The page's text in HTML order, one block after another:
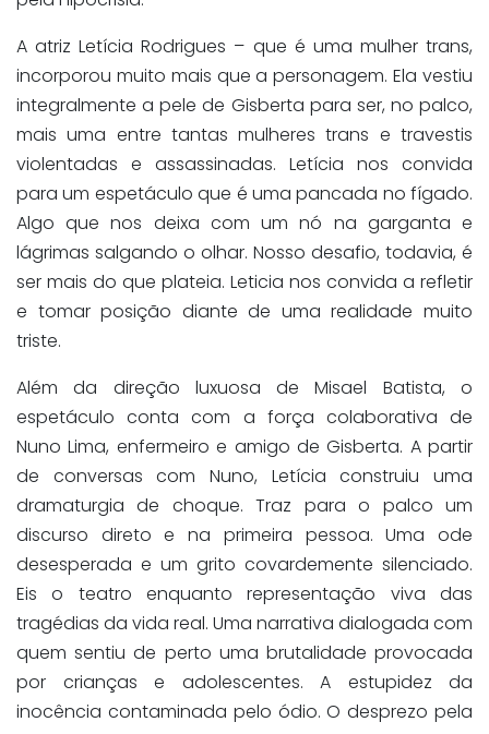
A atriz Letícia Rodrigues – que é uma mulher trans,
incorporou muito mais que a personagem. Ela vestiu
integralmente a pele de Gisberta para ser, no palco,
mais uma entre tantas mulheres trans e travestis
violentadas e assassinadas. Letícia nos convida
para um espetáculo que é uma pancada no fígado.
Algo que nos deixa com um nó na garganta e
lágrimas salgando o olhar. Nosso desafio, todavia, é
ser mais do que plateia. Leticia nos convida a refletir
e tomar posição diante de uma realidade muito
triste.
Além da direção luxuosa de Misael Batista, o
espetáculo conta com a força colaborativa de
Nuno Lima, enfermeiro e amigo de Gisberta. A partir
de conversas com Nuno, Letícia construiu uma
dramaturgia de choque. Traz para o palco um
discurso direto e na primeira pessoa. Uma ode
desesperada e um grito covardemente silenciado.
Eis o teatro enquanto representação viva das
tragédias da vida real. Uma narrativa dialogada com
quem sentiu de perto uma brutalidade provocada
por crianças e adolescentes. A estupidez da
inocência contaminada pelo ódio. O desprezo pela